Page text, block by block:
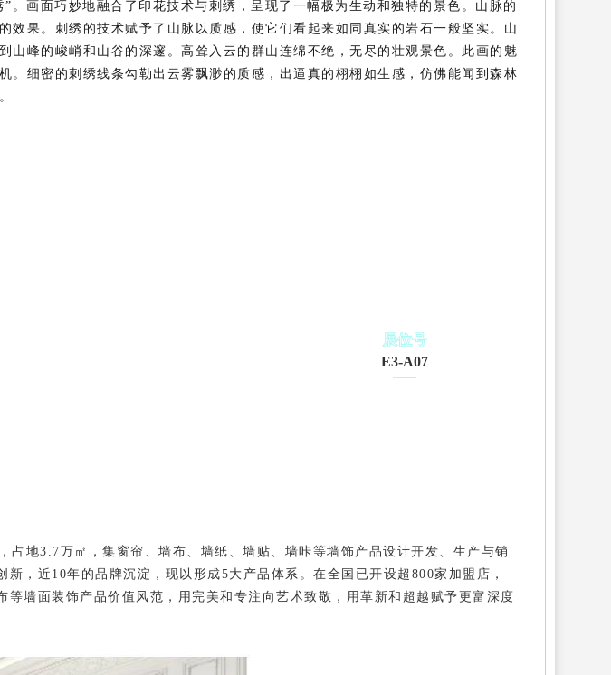
” 。画面巧妙地融合了印花技术与刺绣，呈现了一幅极为生动和独特的景色。山脉的
效果。刺绣的技术赋予了山脉以质感，使它们看起来如同真实的岩石一般坚实。山
山峰的峻峭和山谷的深邃。高耸入云的群山连绵不绝，无尽的壮观景色。此画的魅
。细密的刺绣线条勾勒出云雾飘渺的质感，出逼真的栩栩如生感，仿佛能闻到森林
展位号
E3-A07
占地3.7万㎡，集窗帘、墙布、墙纸、墙贴、墙咔等墙饰产品设计开发、生产与销
，近10年的品牌沉淀，现以形成5大产品体系。在全国已开设超800家加盟店，
墙面装饰产品价值风范，用完美和专注向艺术致敬，用革新和超越赋予更富深度